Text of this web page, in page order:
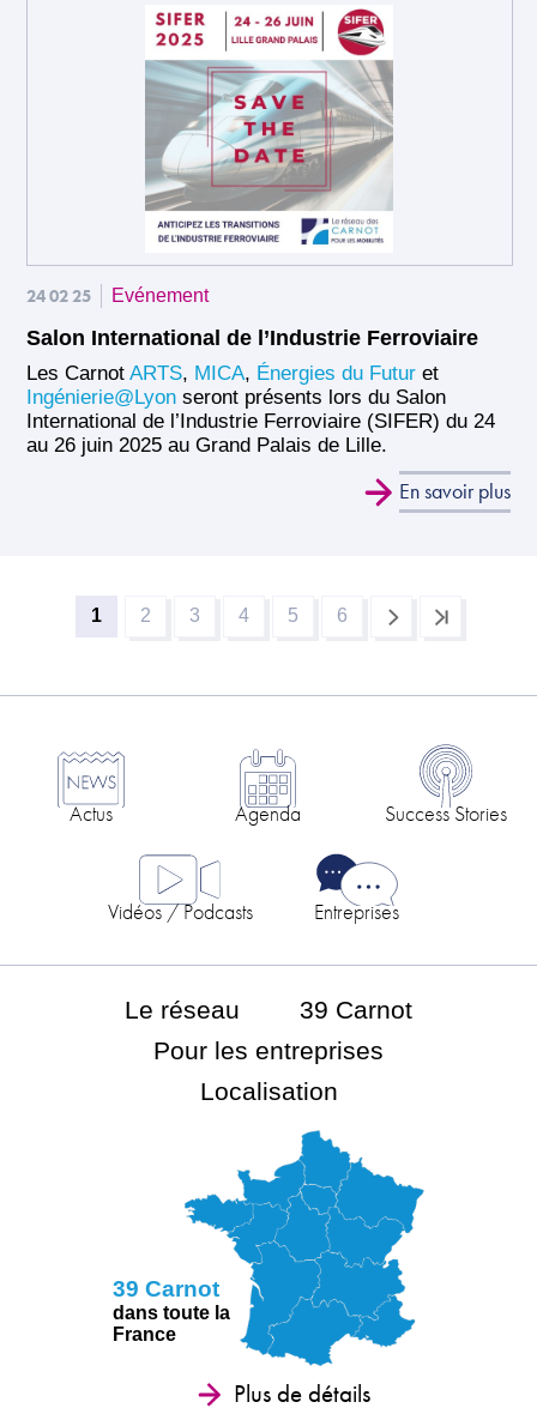
24 02 25 Evénement
Salon International de l’Industrie Ferroviaire
Les CarnotARTS, MICA, Énergies du Futuret
Ingénierie@Lyon seront présents lors du Salon
International de l’Industrie Ferroviaire (SIFER) du 24
au 26 juin 2025 au Grand Palais de Lille.
En savoir plus
Page
1 Page
2 Page
3 Page
4 Page
5 Page
6
Actus Agenda Success Stories
Vidéos / Podcasts Entreprises
Le réseau
39 Carnot
Pour les entreprises
Localisation
39 Carnot
dans toute la
France
Plus de détails